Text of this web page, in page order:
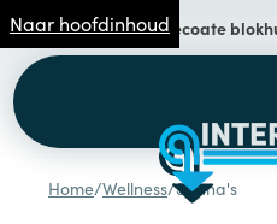
Naar hoofdinhoud
Specialist ingecoate
Home/Wellness/Sauna's